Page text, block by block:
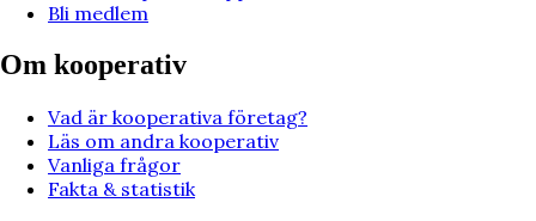
Bli medlem
Om kooperativ
Vad är kooperativa företag?
Läs om andra kooperativ
Vanliga frågor
Fakta & statistik